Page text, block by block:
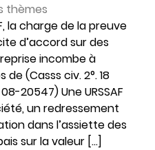
thèmes
la charge de la preuve
d’accord sur des
incombe à
de (Casss civ. 2°. 18
20547) Une URSSAF
un redressement
dans l’assiette des
sur la valeur […]